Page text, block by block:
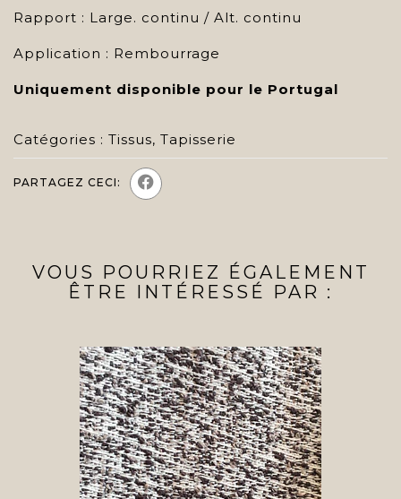
Rapport : Large. continu / Alt. continu
Application : Rembourrage
Uniquement disponible pour le Portugal
Catégories : Tissus, Tapisserie
PARTAGEZ CECI:
VOUS POURRIEZ ÉGALEMENT
ÊTRE INTÉRESSÉ PAR :